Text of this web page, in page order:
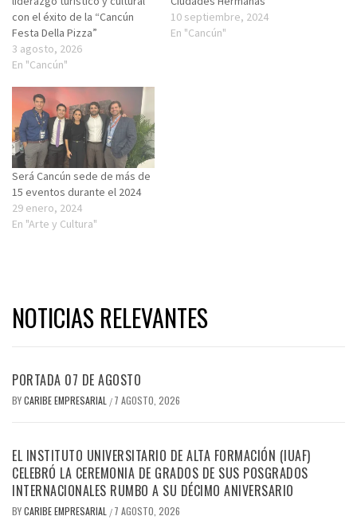
con el éxito de la “Cancún
Festa Della Pizza”
3 agosto, 2026
En "Cancún"
10 septiembre, 2024
En "Cancún"
Será Cancún sede de más de
15 eventos durante el 2024
29 enero, 2024
En "Arte y Cultura"
NOTICIAS RELEVANTES
PORTADA 07 DE AGOSTO
BYCARIBE EMPRESARIAL / 7 AGOSTO, 2026
EL INSTITUTO UNIVERSITARIO DE ALTA FORMACIÓN (IUAF)
CELEBRÓ LA CEREMONIA DE GRADOS DE SUS POSGRADOS
INTERNACIONALES RUMBO A SU DÉCIMO ANIVERSARIO
BYCARIBE EMPRESARIAL / 7 AGOSTO, 2026